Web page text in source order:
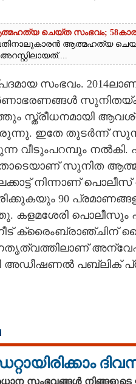
ചെയ്ത സംഭവം;
ആത്മഹത്യ
സംഭവം.
ഇതേ തുടർന്ന്
വീടുംപറമ്പും നൽകി.
സുനിത
നിന്നാണ്
90
കളമശേരി പൊലീസും
ക്രൈംബ്രാഞ്ചിന്
അഡീഷണൽ പബ്ലിക്
സംഭവങ്ങൾ